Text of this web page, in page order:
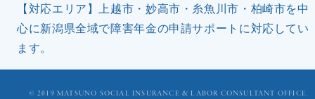
【対応エリア】上越市・妙高市・糸魚川市・柏崎市を中
心に新潟県全域で障害年金の申請サポートに対応してい
ます。
©︎ 2019 MATSUNO SOCIAL INSURANCE & LABOR CONSULTANT OFFICE.